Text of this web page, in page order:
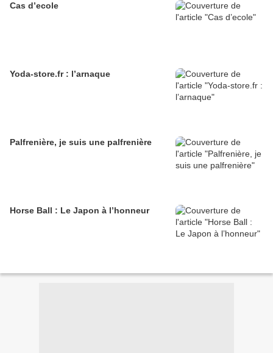
Cas d’ecole
Yoda-store.fr : l’arnaque
Palfrenière, je suis une palfrenière
Horse Ball : Le Japon à l’honneur